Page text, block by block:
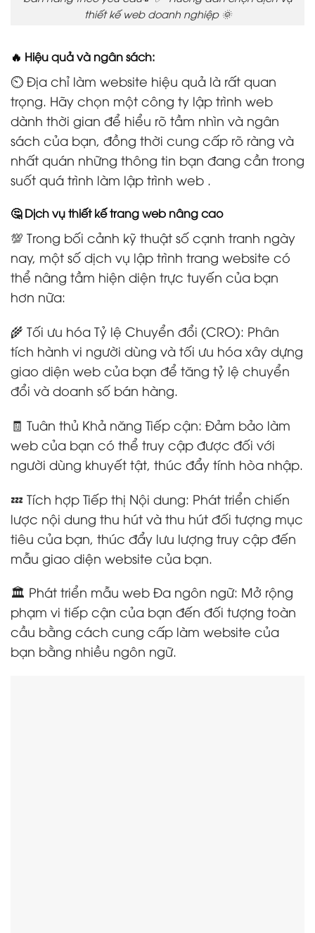
thiết kế web doanh nghiệp 🌞
🔥 Hiệu quả và ngân sách:
⏲️ Địa chỉ làm website hiệu quả là rất quan
trọng. Hãy chọn một công ty lập trình web
dành thời gian để hiểu rõ tầm nhìn và ngân
sách của bạn, đồng thời cung cấp rõ ràng và
nhất quán những thông tin bạn đang cần trong
suốt quá trình làm lập trình web .
🤔 Dịch vụ thiết kế trang web nâng cao
💯 Trong bối cảnh kỹ thuật số cạnh tranh ngày
nay, một số dịch vụ lập trình trang website có
thể nâng tầm hiện diện trực tuyến của bạn
hơn nữa:
🌾 Tối ưu hóa Tỷ lệ Chuyển đổi (CRO): Phân
tích hành vi người dùng và tối ưu hóa xây dựng
giao diện web của bạn để tăng tỷ lệ chuyển
đổi và doanh số bán hàng.
🧾 Tuân thủ Khả năng Tiếp cận: Đảm bảo làm
web của bạn có thể truy cập được đối với
người dùng khuyết tật, thúc đẩy tính hòa nhập.
💤 Tích hợp Tiếp thị Nội dung: Phát triển chiến
lược nội dung thu hút và thu hút đối tượng mục
tiêu của bạn, thúc đẩy lưu lượng truy cập đến
mẫu giao diện website của bạn.
🏛️ Phát triển mẫu web Đa ngôn ngữ: Mở rộng
phạm vi tiếp cận của bạn đến đối tượng toàn
cầu bằng cách cung cấp làm website của
bạn bằng nhiều ngôn ngữ.